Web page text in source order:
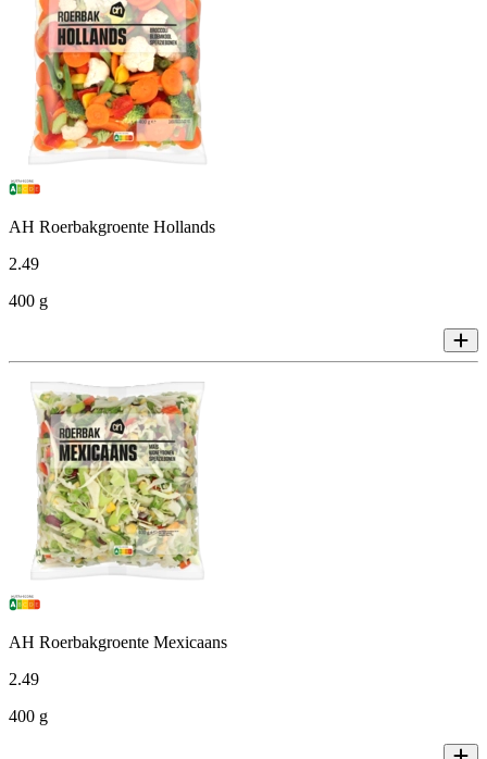
AH Roerbakgroente Hollands
2.49
400 g
AH Roerbakgroente Mexicaans
2.49
400 g